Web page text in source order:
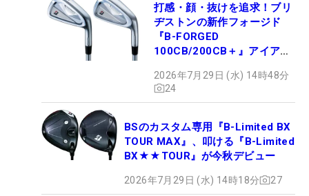
打感・顔・抜けを追求！ブリ
ヂストンの新作フォージド
『B-FORGED
100CB/200CB＋』アイアン
2026年7月29日 (水) 14時48分
24
BSのカスタム専用『B-Limited BX
TOUR MAX』、叩ける『B-Limited
BX★★TOUR』が今秋デビュー
2026年7月29日 (水) 14時18分 27